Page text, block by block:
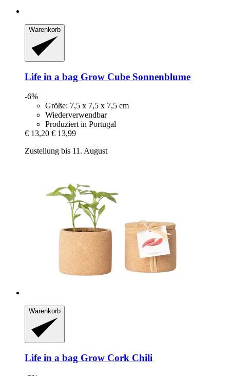
Warenkorb
Life in a bag Grow Cube Sonnenblume
-6%
Größe: 7,5 x 7,5 x 7,5 cm
Wiederverwendbar
Produziert in Portugal
€ 13,20 € 13,99
Zustellung bis 11. August
Warenkorb
Life in a bag Grow Cork Chili